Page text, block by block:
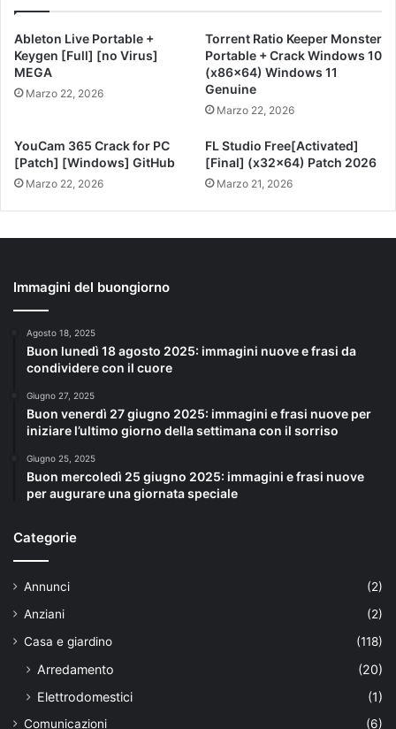
Ableton Live Portable +
Keygen [Full] [no Virus]
MEGA
Marzo 22, 2026
Torrent Ratio Keeper Monster
Portable + Crack Windows 10
(x86x64) Windows 11
Genuine
Marzo 22, 2026
YouCam 365 Crack for PC
[Patch] [Windows] GitHub
Marzo 22, 2026
FL Studio Free[Activated]
[Final] (x32x64) Patch 2026
Marzo 21, 2026
Immagini del buongiorno
Agosto 18, 2025
Buon lunedì 18 agosto 2025: immagini nuove e frasi da
condividere con il cuore
Giugno 27, 2025
Buon venerdì 27 giugno 2025: immagini e frasi nuove per
iniziare l’ultimo giorno della settimana con il sorriso
Giugno 25, 2025
Buon mercoledì 25 giugno 2025: immagini e frasi nuove
per augurare una giornata speciale
Categorie
Annunci
(2)
Anziani
(2)
Casa e giardino
(118)
Arredamento
(20)
Elettrodomestici
(1)
Comunicazioni
(6)